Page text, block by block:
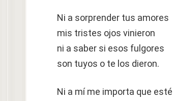
Ni a sorprender tus amores
mis tristes ojos vinieron
ni a saber si esos fulgores
son tuyos o te los dieron.
Ni a mí me importa que esté